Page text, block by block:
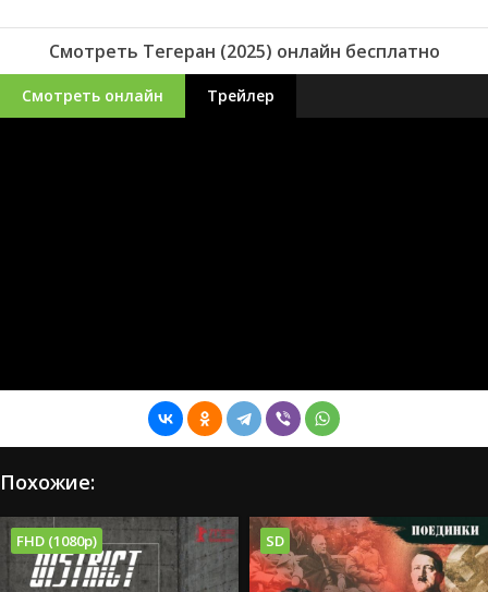
Смотреть Тегеран (2025) онлайн бесплатно
Смотреть онлайн Трейлер
Похожие:
FHD (1080p) SD